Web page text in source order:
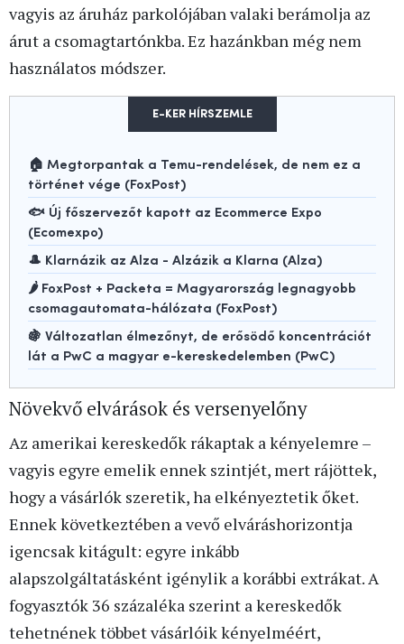
vagyis az áruház parkolójában valaki berámolja az
árut a csomagtartónkba. Ez hazánkban még nem
használatos módszer.
E-KER HÍRSZEMLE
🏠 Megtorpantak a Temu-rendelések, de nem ez a
történet vége (FoxPost)
🐟 Új főszervezőt kapott az Ecommerce Expo
(Ecomexpo)
🎩 Klarnázik az Alza - Alzázik a Klarna (Alza)
🌶️ FoxPost + Packeta = Magyarország legnagyobb
csomagautomata-hálózata (FoxPost)
🍇 Változatlan élmezőnyt, de erősödő koncentrációt
lát a PwC a magyar e-kereskedelemben (PwC)
Növekvő elvárások és versenyelőny
Az amerikai kereskedők rákaptak a kényelemre –
vagyis egyre emelik ennek szintjét, mert rájöttek,
hogy a vásárlók szeretik, ha elkényeztetik őket.
Ennek következtében a vevő elváráshorizontja
igencsak kitágult: egyre inkább
alapszolgáltatásként igénylik a korábbi extrákat. A
fogyasztók 36 százaléka szerint a kereskedők
tehetnének többet vásárlóik kényelméért,